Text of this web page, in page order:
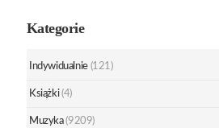
Kategorie
Indywidualnie (121)
Książki (4)
Muzyka (9209)